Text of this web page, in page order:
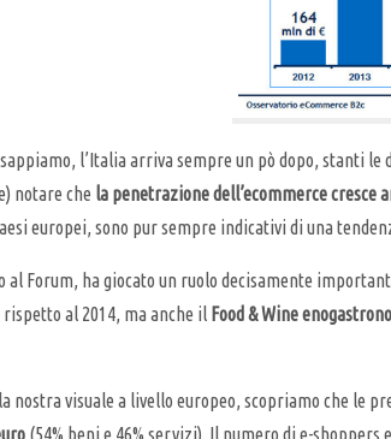
sappiamo, l’Italia arriva sempre un pò dopo, stanti
notare che la penetrazione dell’ecommerce cresce
europei, sono pur sempre indicativi di una
al Forum, ha giocato un ruolo decisamente
rispetto al 2014, ma anche il Food & Wine
nostra visuale a livello europeo, scopriamo che le
(54% beni e 46% servizi). Il numero di e-